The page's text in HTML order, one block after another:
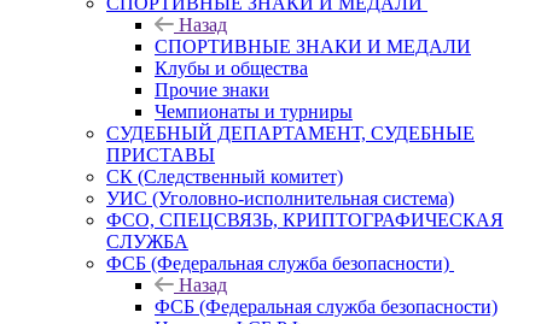
Назад
СПОРТИВНЫЕ ЗНАКИ И МЕДАЛИ
Клубы и общества
Прочие знаки
Чемпионаты и турниры
СУДЕБНЫЙ ДЕПАРТАМЕНТ, СУДЕБНЫЕ
ПРИСТАВЫ
СК (Следственный комитет)
УИС (Уголовно-исполнительная система)
ФСО, СПЕЦСВЯЗЬ, КРИПТОГРАФИЧЕСКАЯ
СЛУЖБА
ФСБ (Федеральная служба безопасности)
Назад
ФСБ (Федеральная служба безопасности)